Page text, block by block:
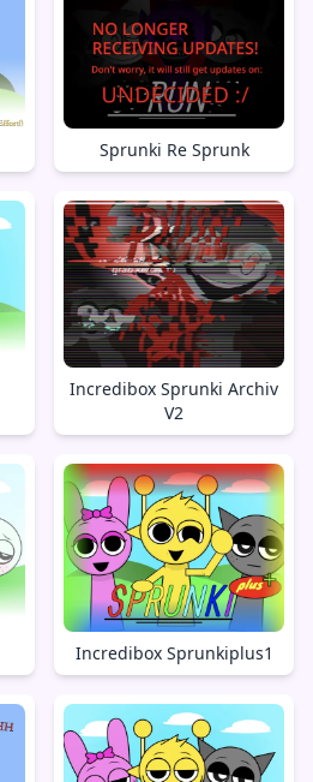
Sprunki Re Sprunk
Incredibox Sprunki Archiv
V2
Incredibox Sprunkiplus1